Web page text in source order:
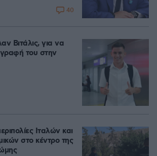
40
Βιτάλις, για να
του στην
Ιταλών και
στο κέντρο της